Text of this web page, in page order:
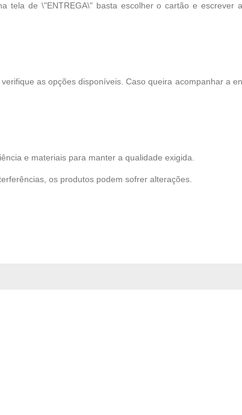
de \"ENTREGA\" basta escolher o cartão e escrever
as opções disponíveis. Caso queira acompanhar a
e materiais para manter a qualidade exigida.
os produtos podem sofrer alterações.